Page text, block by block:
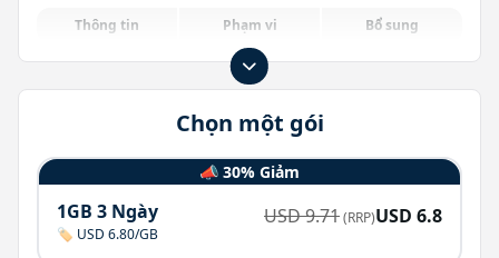
Trung tâm nhà đầu tư
Login
Thông tin Phạm vi Bổ sung
Chọn một gói
📣 30% Giảm
1GB 3 Ngày
🏷️ USD 6.80/GB
USD9.71(RRP)USD 6.8